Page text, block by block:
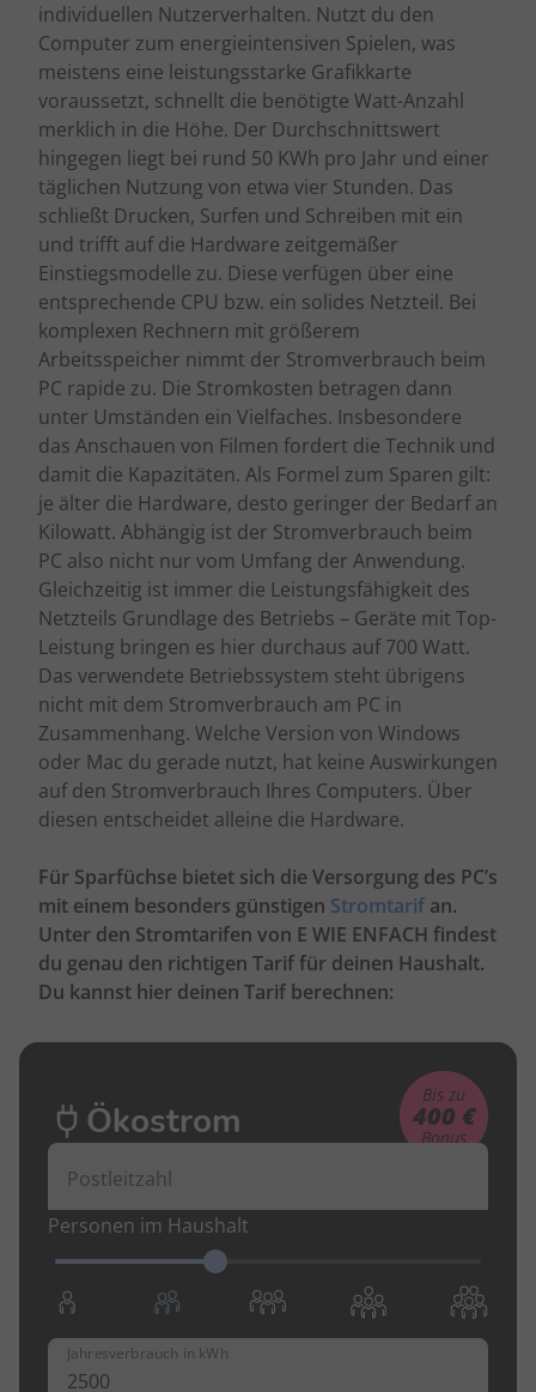
individuellen Nutzerverhalten. Nutzt du den
Computer zum energieintensiven Spielen, was
meistens eine leistungsstarke Grafikkarte
voraussetzt, schnellt die benötigte Watt-Anzahl
merklich in die Höhe. Der Durchschnittswert
hingegen liegt bei rund 50 KWh pro Jahr und einer
täglichen Nutzung von etwa vier Stunden. Das
schließt Drucken, Surfen und Schreiben mit ein
und trifft auf die Hardware zeitgemäßer
Einstiegsmodelle zu. Diese verfügen über eine
entsprechende CPU bzw. ein solides Netzteil. Bei
komplexen Rechnern mit größerem
Arbeitsspeicher nimmt der Stromverbrauch beim
PC rapide zu. Die Stromkosten betragen dann
unter Umständen ein Vielfaches. Insbesondere
das Anschauen von Filmen fordert die Technik und
damit die Kapazitäten. Als Formel zum Sparen gilt:
je älter die Hardware, desto geringer der Bedarf an
Kilowatt. Abhängig ist der Stromverbrauch beim
PC also nicht nur vom Umfang der Anwendung.
Gleichzeitig ist immer die Leistungsfähigkeit des
Netzteils Grundlage des Betriebs – Geräte mit Top-
Leistung bringen es hier durchaus auf 700 Watt.
Das verwendete Betriebssystem steht übrigens
nicht mit dem Stromverbrauch am PC in
Zusammenhang. Welche Version von Windows
oder Mac du gerade nutzt, hat keine Auswirkungen
auf den Stromverbrauch Ihres Computers. Über
diesen entscheidet alleine die Hardware.
Für Sparfüchse bietet sich die Versorgung des PC’s
mit einem besonders günstigen Stromtarif an.
Unter den Stromtarifen von E WIE ENFACH findest
du genau den richtigen Tarif für deinen Haushalt.
Du kannst hier deinen Tarif berechnen:
Ökostrom
Bis zu
400 €
Bonus
Postleitzahl
Personen im Haushalt
Jahresverbrauch in kWh